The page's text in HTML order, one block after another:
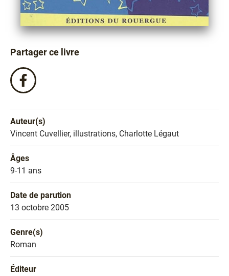
Partager ce livre
Partagez
ce
Facebook
!
Auteur(s)
Nom de l'auteur
Vincent Cuvellier, illustrations, Charlotte Légaut
Âges
Âges
9-11 ans
Date de parution
Date de parution
13 octobre 2005
Genre(s)
Genre littéraire
Roman
Éditeur